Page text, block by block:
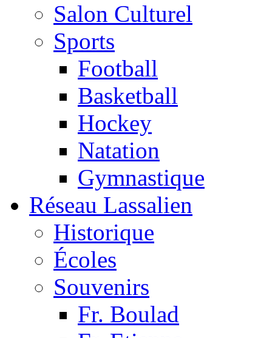
Salon Culturel
Sports
Football
Basketball
Hockey
Natation
Gymnastique
Réseau Lassalien
Historique
Écoles
Souvenirs
Fr. Boulad